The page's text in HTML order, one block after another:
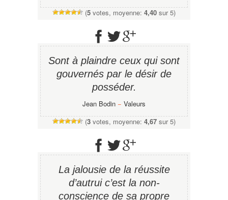
(5 votes, moyenne: 4,40 sur 5)
Sont à plaindre ceux qui sont
gouvernés par le désir de
posséder.
Jean Bodin − Valeurs
(3 votes, moyenne: 4,67 sur 5)
La jalousie de la réussite
d’autrui c’est la non-
conscience de sa propre